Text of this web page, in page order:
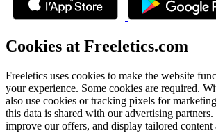
Cookies at Freeletics.com
Freeletics uses cookies to make the website
your experience. Some cookies are required.
also use cookies or tracking pixels for
this data is shared with our advertising partners.
improve our offers, and display tailored content